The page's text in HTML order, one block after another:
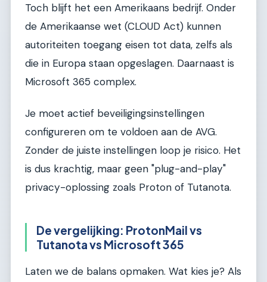
Toch blijft het een Amerikaans bedrijf. Onder
de Amerikaanse wet (CLOUD Act) kunnen
autoriteiten toegang eisen tot data, zelfs als
die in Europa staan opgeslagen. Daarnaast is
Microsoft 365 complex.
Je moet actief beveiligingsinstellingen
configureren om te voldoen aan de AVG.
Zonder de juiste instellingen loop je risico. Het
is dus krachtig, maar geen "plug-and-play"
privacy-oplossing zoals Proton of Tutanota.
De vergelijking: ProtonMail vs
Tutanota vs Microsoft 365
Laten we de balans opmaken. Wat kies je? Als